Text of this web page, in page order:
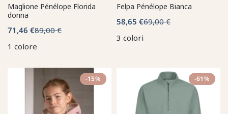
Maglione Pénélope Florida
donna
71,46 €89,00 €
1 colore
Felpa Pénélope Bianca
58,65 €69,00 €
3 colori
-15% -61%